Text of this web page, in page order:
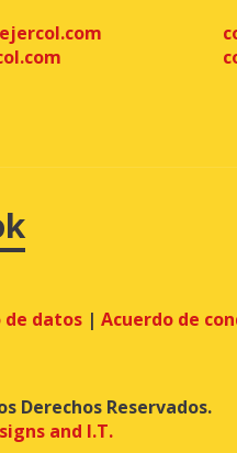
datos| Acuerdo de
Derechos Reservados.
and I.T.